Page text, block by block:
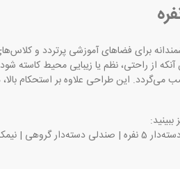
برای فضاهای آموزشی پرتردد و
از راحتی، نظم یا زیبایی محیط کاسته
این طراحی علاوه بر استحکام
صندلی آموزشی پنج نفره | صندلی دانشجویی دسته‌دار